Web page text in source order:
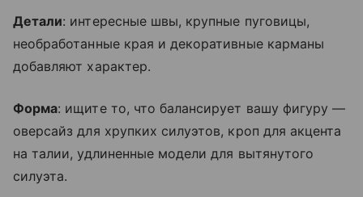
Детали: интересные швы, крупные пуговицы,
необработанные края и декоративные карманы
добавляют характер.
Форма: ищите то, что балансирует вашу фигуру —
оверсайз для хрупких силуэтов, кроп для акцента
на талии, удлиненные модели для вытянутого
силуэта.